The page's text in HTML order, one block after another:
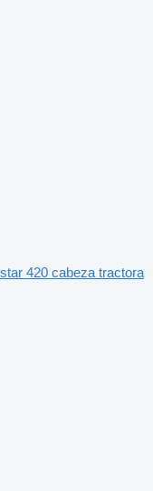
420 cabeza tractora